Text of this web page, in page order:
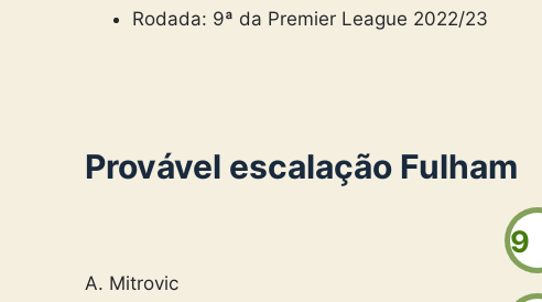
Rodada: 9ª da Premier League 2022/23
Provável escalação Fulham
9
A. Mitrovic